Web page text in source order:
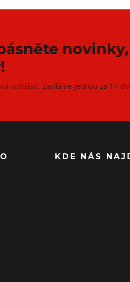
odhlásit. Zasíláme jednou za 14
KDE NÁS